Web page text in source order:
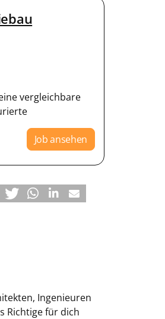
vergleichbare
Job ansehen
Ingenieuren
Richtige für dich